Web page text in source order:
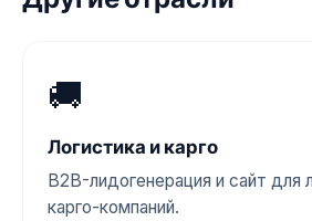
🚚
Логистика и карго
B2B-лидогенерация и сайт для
карго-компаний.